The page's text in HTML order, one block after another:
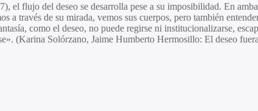
el flujo del deseo se desarrolla pese a su imposibilidad. En
a través de su mirada, vemos sus cuerpos, pero también
como el deseo, no puede regirse ni institucionalizarse,
(Karina Solórzano, Jaime Humberto Hermosillo: El deseo